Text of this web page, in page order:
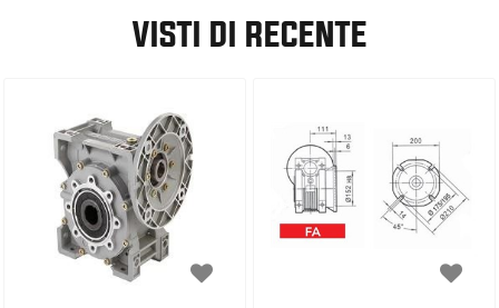
VISTI DI RECENTE